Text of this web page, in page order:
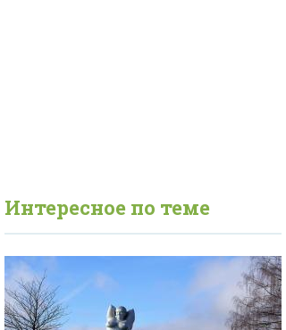
Интересное по теме